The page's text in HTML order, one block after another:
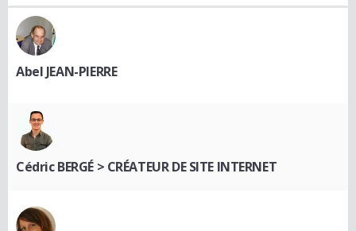
Abel JEAN-PIERRE
Cédric BERGÉ > CRÉATEUR DE SITE INTERNET